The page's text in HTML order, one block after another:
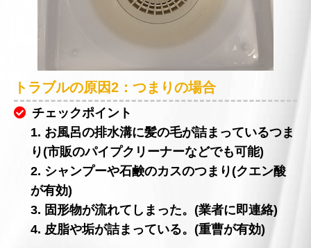
トラブルの原因2：つまりの場合
チェックポイント
1. お風呂の排水溝に髪の毛が詰まっているつま
り(市販のパイプクリーナーなどでも可能)
2. シャンプーや石鹸のカスのつまり(クエン酸
が有効)
3. 固形物が流れてしまった。(業者に即連絡)
4. 皮脂や垢が詰まっている。(重曹が有効)